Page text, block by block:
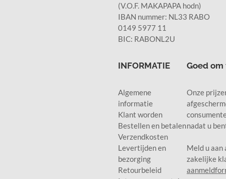
(V.O.F. MAKAPAPA hodn)
IBAN nummer: NL33 RABO
0149 5977 11
BIC: RABONL2U
INFORMATIE
Algemene
informatie
Klant worden
Bestellen en betalen
Verzendkosten
Levertijden en
bezorging
Retourbeleid
Goed
Onze
nadat u
Meld u aan
zakelijke